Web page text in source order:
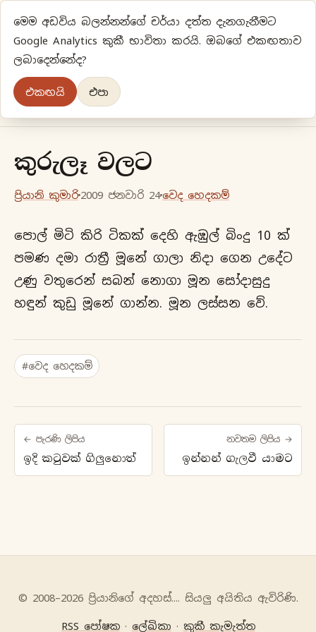
ප්‍රියානිගේ අදහස්‍...
මුල් පිටුවවර්ගීකරණ
කුරුලෑ වලට
ප්‍රියානි කුමාරි 2009 ජනවාරි 24 වෙද හෙදකම්
පොල් මිටි කිරි ටිකක් දෙහි ඇඹුල් බිංදු 10 ක්
පමණ දමා රාත්‍රී මූනේ ගාලා නිදා ගෙන උදේට
උණු වතුරෙන් සබන් නොගා මූන සෝදාසුදු
හඳුන් කුඩු මූනේ ගාන්න. මූන ලස්සන වේ.
#වෙද හෙදකම්
← පැරණි ලිපිය
ඉදි කටුවක් ගිලුනොත්
නවතම ලිපිය →
ඉන්නන් ගැලවී යාමට
© 2008–2026 ප්‍රියානිගේ අදහස්‍.... සියලු අයිතිය ඇවිරිණි.
RSS පෝෂක· ලේඛිකා · කුකී කැමැත්ත
මෙම අඩවිය බලන්නන්ගේ චර්යා දත්ත දැනගැනීමට
Google Analytics කුකී භාවිතා කරයි. ඔබගේ එකඟතාව
ලබාදෙන්නේද?
එකඟයි එපා